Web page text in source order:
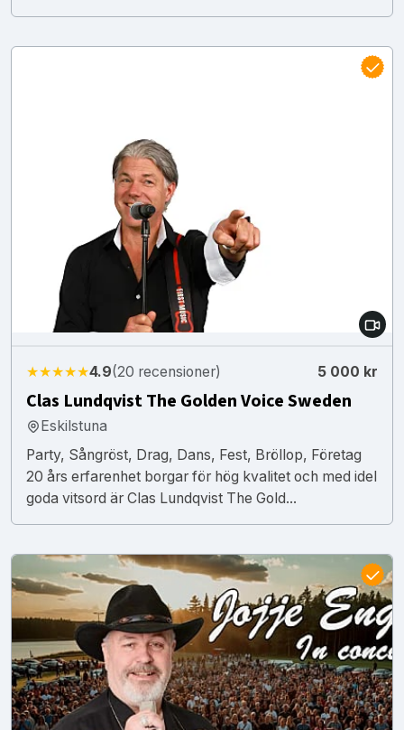
★★★★★4.9(20 recensioner) 5 000 kr
Clas Lundqvist The Golden Voice Sweden
Eskilstuna
Party, Sångröst, Drag, Dans, Fest, Bröllop, Företag
20 års erfarenhet borgar för hög kvalitet och med idel
goda vitsord är Clas Lundqvist The Gold...